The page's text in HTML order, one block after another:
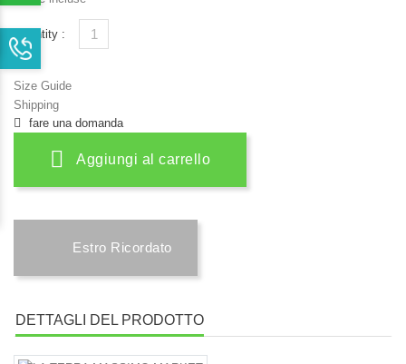
Quantity :
Size Guide
Shipping
fare una domanda
Aggiungi al carrello
Estro Ricordato
DETTAGLI DEL PRODOTTO